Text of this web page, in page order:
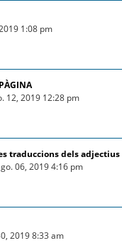
1:08 pm
12, 2019 12:28 pm
traduccions dels adjectius
06, 2019 4:16 pm
2019 8:33 am